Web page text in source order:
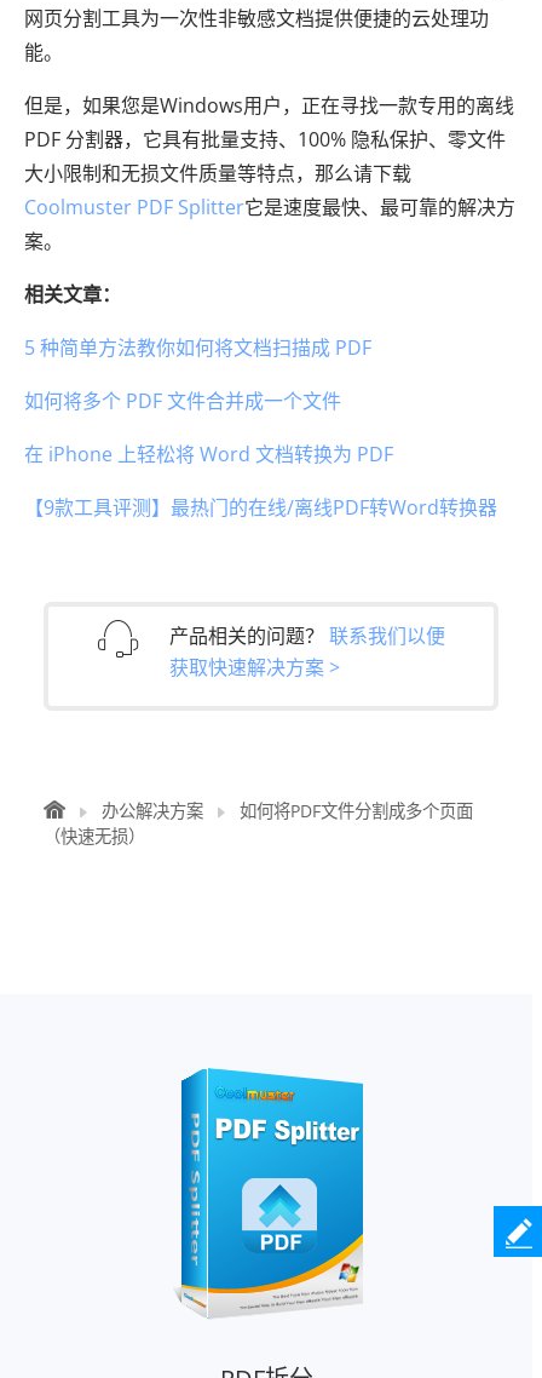
网页分割工具为一次性非敏感文档提供便捷的云处理功
能。
但是，如果您是Windows用户，正在寻找一款专用的离线
PDF 分割器，它具有批量支持、100% 隐私保护、零文件
大小限制和无损文件质量等特点，那么请下载
Coolmuster PDF Splitter它是速度最快、最可靠的解决方
案。
相关文章：
5 种简单方法教你如何将文档扫描成 PDF
如何将多个 PDF 文件合并成一个文件
在 iPhone 上轻松将 Word 文档转换为 PDF
【9款工具评测】最热门的在线/离线PDF转Word转换器
产品相关的问题？ 联系我们以便
获取快速解决方案 >
办公解决方案
如何将PDF文件分割成多个页面
（快速无损）